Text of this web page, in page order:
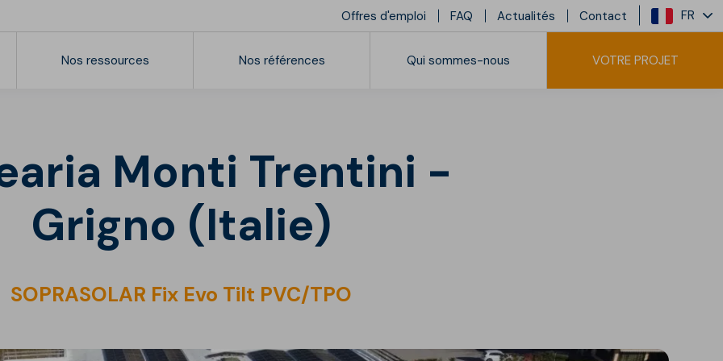
Offres d'emploi FAQ Actualités Contact FR
Nos ressources
Connaissances & formations
Références
Mise en oeuvre
Webinars et conférences
Nos références Qui sommes-nous VOTRE PROJET
Monti Trentini -
Grigno (Italie)
SOPRASOLAR Fix Evo Tilt PVC/TPO